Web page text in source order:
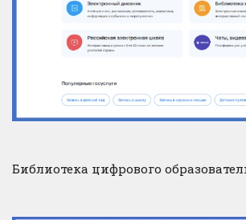
Библиотека цифрового